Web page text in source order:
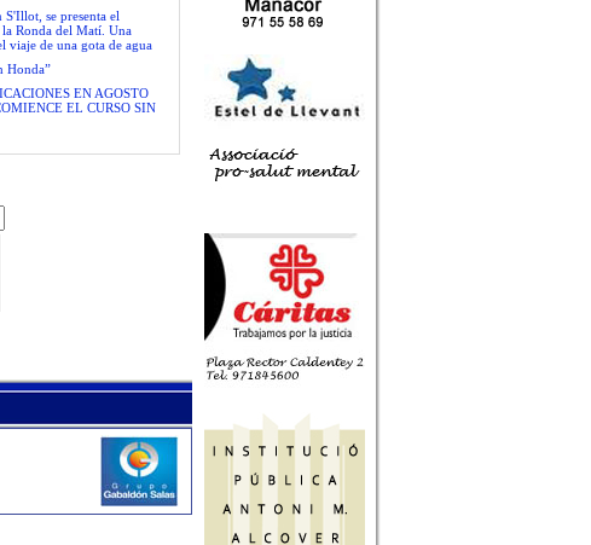
se presenta el
Ronda del Matí. Una
viaje de una gota de agua
Honda”
EN AGOSTO
EL CURSO SIN